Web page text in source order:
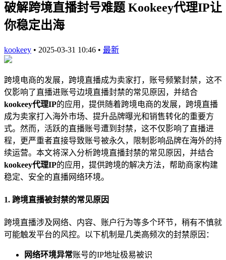
破解跨境直播封号难题 Kookeey代理IP让
你稳定出海
kookeey • 2025-03-31 10:46 • 最新
跨境电商的发展，跨境直播成为卖家打，账号频繁封禁，这不
仅影响了直播进账号边境直播封禁的常见原因，并结合
kookeey代理IP的应用，提供随着跨境电商的发展，跨境直播
成为卖家打入海外市场、提升品牌曝光和销售转化的重要方
式。然而，活跃的直播账号遭到封禁，这不仅影响了直播进
程，更严重者直接导致账号被永久，限制影响品牌在海外的持
续运营。本文将深入分析跨境直播封禁的常见原因，并结合
kookeey代理IP的应用，提供跨境的解决方法，帮助商家构建
稳定、安全的直播网络环境。
1. 跨境直播被封禁的常见原因
跨境直播涉及网络、内容、账户行为等多个环节，稍有不慎就
可能触​​发平台的风控。以下机制是几类高频次的封禁原因：
网络环境异常账号的IP地址极易被识